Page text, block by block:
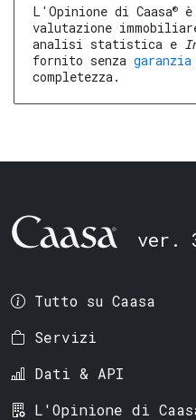
L'Opinione di Caasa®
valutazione
analisi statistica e
fornito senza garanzia
completezza.
ver.
Tutto su Caasa
Servizi
Dati & API
L'Opinione di